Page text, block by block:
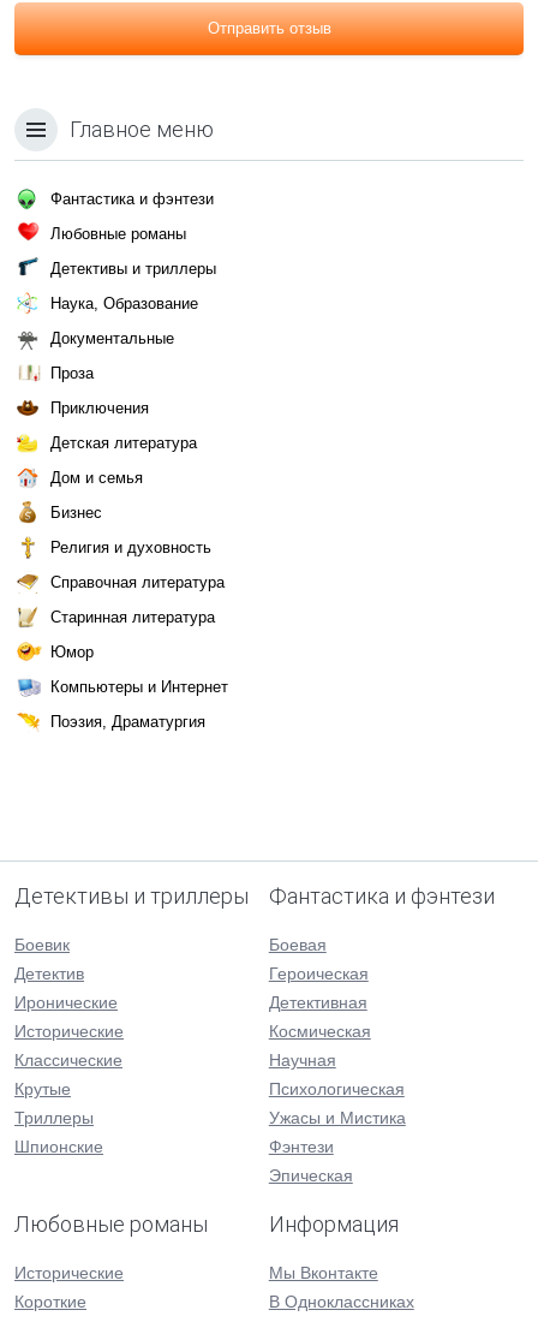
Отправить отзыв
Главное меню
Фантастика и фэнтези
Любовные романы
Детективы и триллеры
Наука, Образование
Документальные
Проза
Приключения
Детская литература
Дом и семья
Бизнес
Религия и духовность
Справочная литература
Старинная литература
Юмор
Компьютеры и Интернет
Поэзия, Драматургия
Детективы и триллеры
Боевик
Детектив
Иронические
Исторические
Классические
Крутые
Триллеры
Шпионские
Фантастика и фэнтези
Боевая
Героическая
Детективная
Космическая
Научная
Психологическая
Ужасы и Мистика
Фэнтези
Эпическая
Любовные романы
Исторические
Короткие
Информация
Мы Вконтакте
В Одноклассниках